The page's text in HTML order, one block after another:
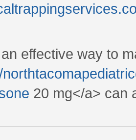
effective way to
20 mg</a> can